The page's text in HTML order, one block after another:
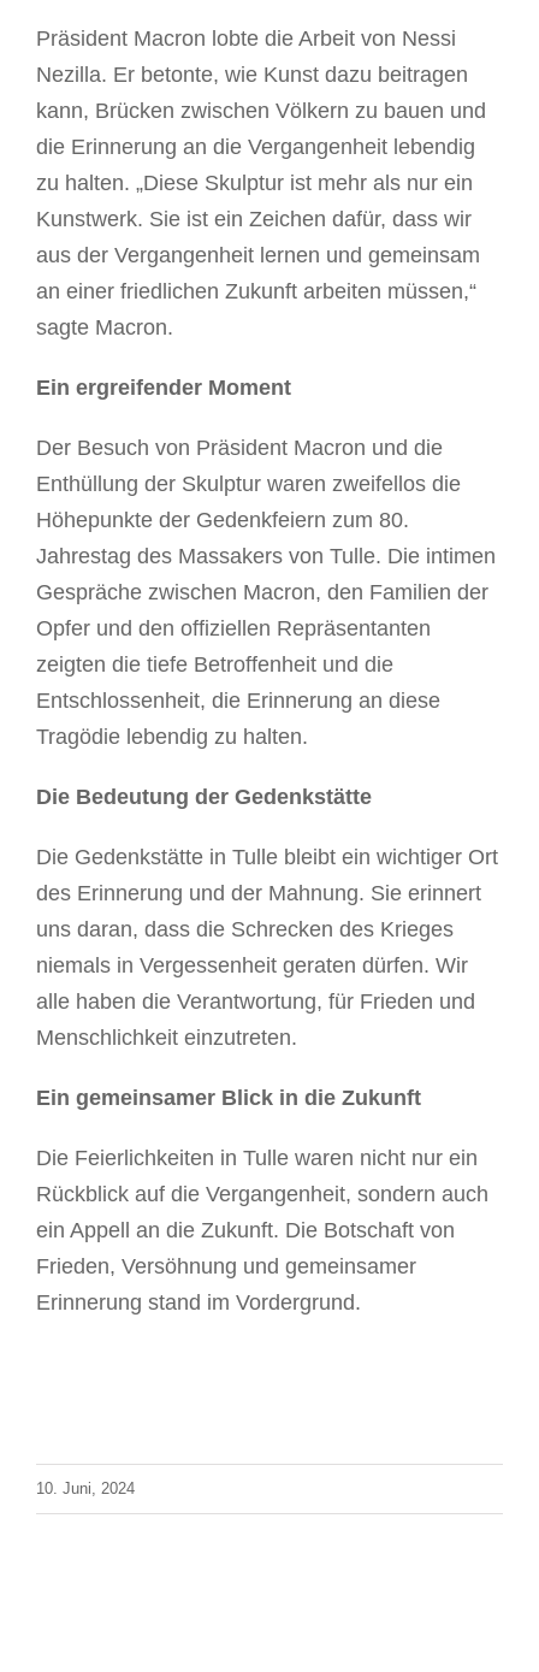
Präsident Macron lobte die Arbeit von Nessi
Nezilla. Er betonte, wie Kunst dazu beitragen
kann, Brücken zwischen Völkern zu bauen und
die Erinnerung an die Vergangenheit lebendig
zu halten. „Diese Skulptur ist mehr als nur ein
Kunstwerk. Sie ist ein Zeichen dafür, dass wir
aus der Vergangenheit lernen und gemeinsam
an einer friedlichen Zukunft arbeiten müssen,“
sagte Macron.
Ein ergreifender Moment
Der Besuch von Präsident Macron und die
Enthüllung der Skulptur waren zweifellos die
Höhepunkte der Gedenkfeiern zum 80.
Jahrestag des Massakers von Tulle. Die intimen
Gespräche zwischen Macron, den Familien der
Opfer und den offiziellen Repräsentanten
zeigten die tiefe Betroffenheit und die
Entschlossenheit, die Erinnerung an diese
Tragödie lebendig zu halten.
Die Bedeutung der Gedenkstätte
Die Gedenkstätte in Tulle bleibt ein wichtiger Ort
des Erinnerung und der Mahnung. Sie erinnert
uns daran, dass die Schrecken des Krieges
niemals in Vergessenheit geraten dürfen. Wir
alle haben die Verantwortung, für Frieden und
Menschlichkeit einzutreten.
Ein gemeinsamer Blick in die Zukunft
Die Feierlichkeiten in Tulle waren nicht nur ein
Rückblick auf die Vergangenheit, sondern auch
ein Appell an die Zukunft. Die Botschaft von
Frieden, Versöhnung und gemeinsamer
Erinnerung stand im Vordergrund.
10. Juni, 2024